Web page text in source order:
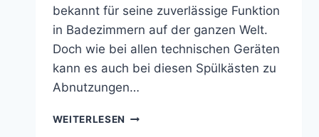
bekannt für seine zuverlässige Funktion
in Badezimmern auf der ganzen Welt.
Doch wie bei allen technischen Geräten
kann es auch bei diesen Spülkästen zu
Abnutzungen…
WEITERLESEN GEBERIT